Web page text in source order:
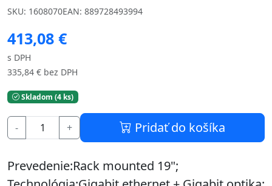
SKU: 1608070EAN: 889728493994
413,08 €
s DPH
335,84 € bez DPH
Skladom (4 ks)
- + Pridať do košíka
Prevedenie:Rack mounted 19";